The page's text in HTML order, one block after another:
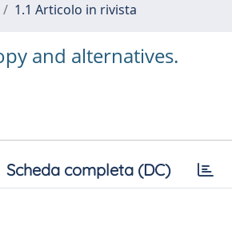
1.1 Articolo in rivista
and alternatives.
Scheda completa (DC)